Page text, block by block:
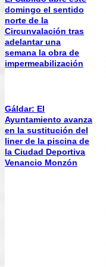
domingo el sentido
norte de la
Circunvalación tras
adelantar una
semana la obra de
impermeabilización
Gáldar: El
Ayuntamiento avanza
en la sustitución del
liner de la piscina de
la Ciudad Deportiva
Venancio Monzón